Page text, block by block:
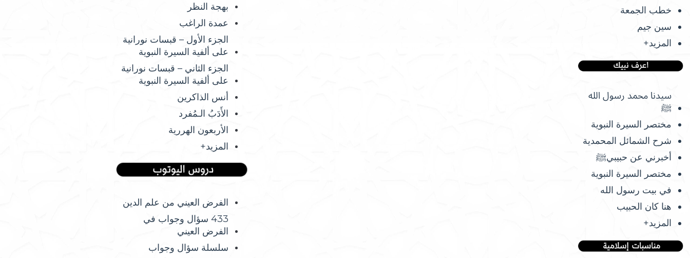
خطب الجمعة
سين جيم
المزيد+
سيدنا محمد رسول الله
ﷺ
مختصر السيرة النبوية
شرح الشمائل المحمدية
أخبرني عن حبيبيﷺ
مختصر السيرة النبوية
في بيت رسول الله
هنا كان الحبيب
المزيد+
بهجة النظر
عمدة الراغب
الجزء الأول – قبسات نورانية
على ألفية السيرة النبوية
الجزء الثاني – قبسات نورانية
على ألفية السيرة النبوية
أنس الذاكرين
الأَدَبُ الـمُفرد
الأربعون الهررية
المزيد+
الفرض العيني من علم الدين
433 سؤال وجواب في
الفرض العيني
سلسلة سؤال وجواب